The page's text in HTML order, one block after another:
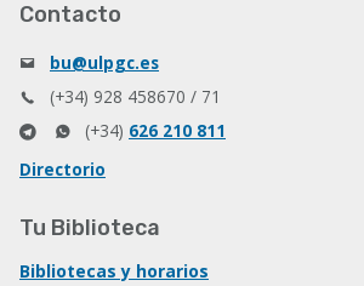
Contacto
bu@ulpgc.es
(+34) 928 458670 / 71
(+34) 626 210 811
Directorio
Tu Biblioteca
Bibliotecas y horarios